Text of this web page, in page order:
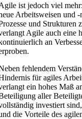
ist jedoch viel
Arbeitsweisen und
und Strukturen
Agile auch eine
an
fehlendem
für agiles
ein hohes Maß
aller
investiert
die Vorteile des